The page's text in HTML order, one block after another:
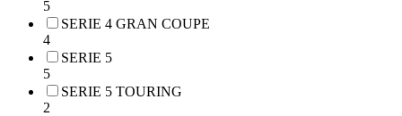
5
SERIE 4 GRAN COUPE
4
SERIE 5
5
SERIE 5 TOURING
2